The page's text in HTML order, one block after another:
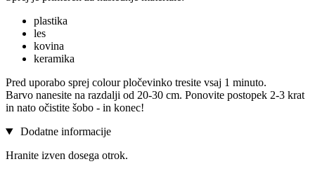
plastika
les
kovina
keramika
Pred uporabo sprej colour pločevinko tresite vsaj 1 minuto.
Barvo nanesite na razdalji od 20-30 cm. Ponovite postopek 2-3 krat
in nato očistite šobo - in konec!
Dodatne informacije
Hranite izven dosega otrok.